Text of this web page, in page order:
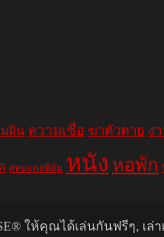
ฝัน ความเชื่อ ฆ่าตัวตาย ง
สหมงคลฟิล์ม หนัง หอพัก
ให้คุณได้เล่นกันฟรีๆ,